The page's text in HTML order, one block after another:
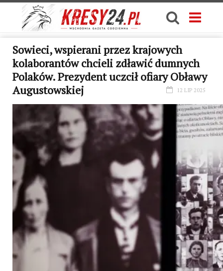
Sowieci, wspierani przez krajowych
kolaborantów chcieli zdławić dumnych
Polaków. Prezydent uczcił ofiary Obławy
Augustowskiej
12 LIP 2025